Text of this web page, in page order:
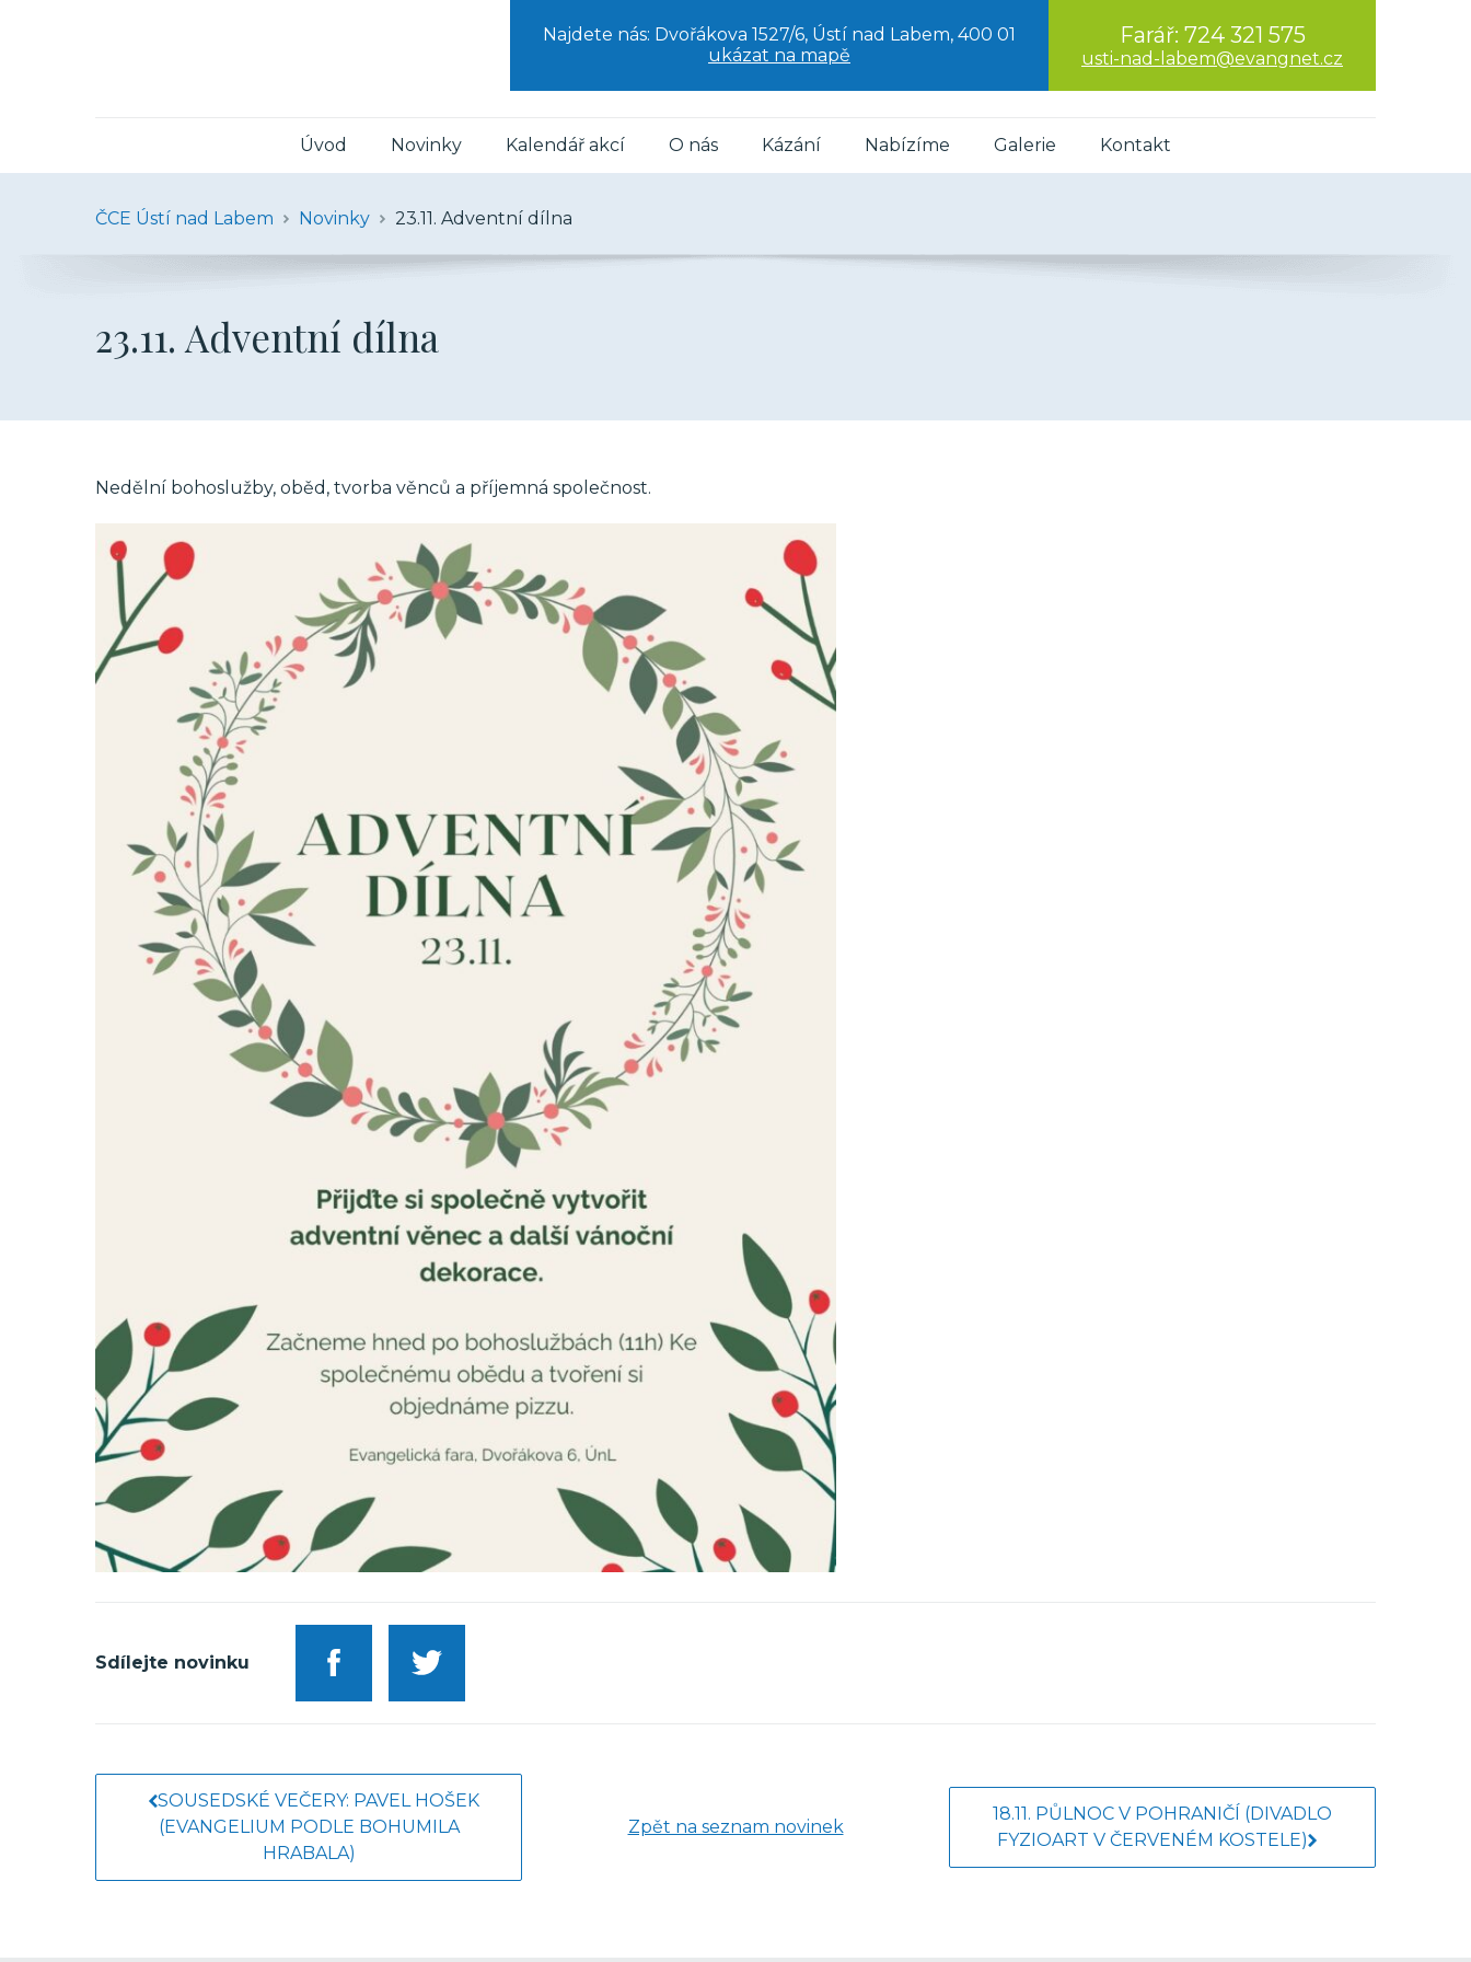
Najdete nás: Dvořákova 1527/6, Ústí nad Labem, 400 01
ukázat na mapě
Farář: 724 321 575
usti-nad-labem@evangnet.cz
Úvod Novinky Kalendář akcí O nás Kázání Nabízíme Galerie Kontakt
ČCE Ústí nad Labem Novinky 23.11. Adventní dílna
23.11. Adventní dílna
Nedělní bohoslužby, oběd, tvorba věnců a příjemná společnost.
Sdílejte novinku
SOUSEDSKÉ VEČERY: PAVEL HOŠEK
(EVANGELIUM PODLE BOHUMILA
HRABALA)
Zpět na seznam novinek
18.11. PŮLNOC V POHRANIČÍ (DIVADLO
FYZIOART V ČERVENÉM KOSTELE)